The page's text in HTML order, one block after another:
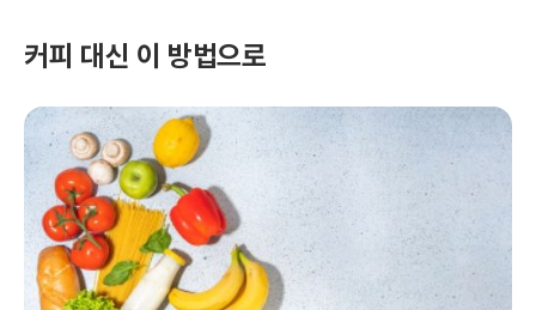
커피 대신 이 방법으로